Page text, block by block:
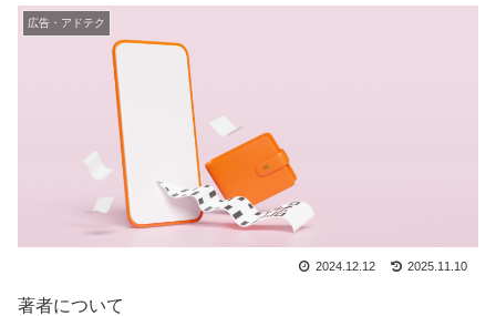
広告・アドテク
2024.12.12 2025.11.10
著者について